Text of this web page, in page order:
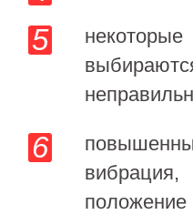
положение